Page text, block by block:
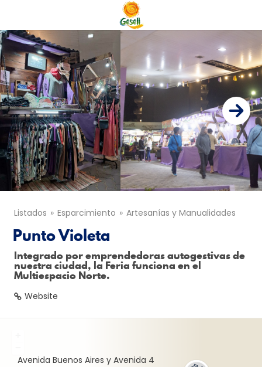
Listados Esparcimiento Artesanías y Manualidades
Punto Violeta
Integrado por emprendedoras autogestivas de
nuestra ciudad, la Feria funciona en el
Multiespacio Norte.
Website
Avenida Buenos Aires y Avenida 4